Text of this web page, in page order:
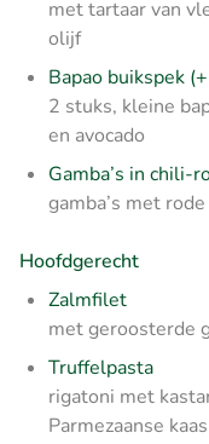
met tartaar van
olijf
Bapao buikspek
2 stuks, kleine
en avocado
Gamba’s in chili-
gamba’s met
Hoofdgerecht
Zalmfilet
met geroosterde
Truffelpasta
rigatoni met
Parmezaanse